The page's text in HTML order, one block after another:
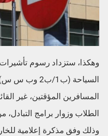
وهكذا، ستزداد رسوم
السياحة (ب1/
المسافرين المؤقتين، غير
وذلك وفق مذكرة إعلامية